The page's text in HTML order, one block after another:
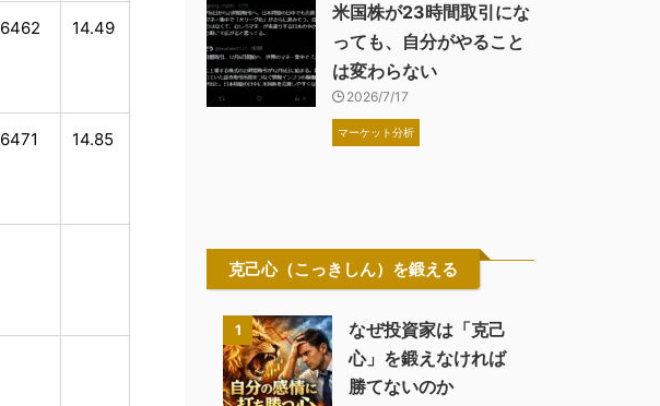
6462 14.49
6471 14.85
米国株が23時間取引にな
っても、自分がやること
は変わらない
2026/7/17
マーケット分析
克己心（こっきしん）を鍛える
1
なぜ投資家は「克己
心」を鍛えなければ
勝てないのか